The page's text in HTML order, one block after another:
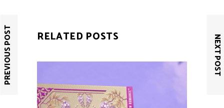
PREVIOUS POST NEXT POST
RELATED POSTS